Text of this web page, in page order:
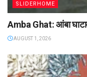
SLIDERHOME
Amba Ghat: आंबा
AUGUST 1, 2026